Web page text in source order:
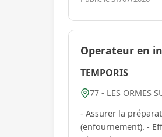
Operateur en
TEMPORIS
77 - LES ORMES
- Assurer la
(enfournement). -